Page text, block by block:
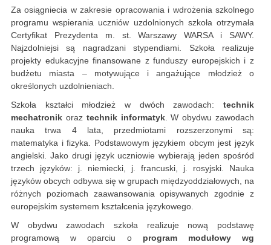
Za osiągniecia w zakresie opracowania i wdrożenia szkolnego
programu wspierania uczniów uzdolnionych szkoła otrzymała
Certyfikat Prezydenta m. st. Warszawy WARSA i SAWY.
Najzdolniejsi są nagradzani stypendiami. Szkoła realizuje
projekty edukacyjne finansowane z funduszy europejskich i z
budżetu miasta – motywujące i angażujące młodzież o
określonych uzdolnieniach.
Szkoła kształci młodzież w dwóch zawodach: technik
mechatronik oraz technik informatyk. W obydwu zawodach
nauka trwa 4 lata, przedmiotami rozszerzonymi są:
matematyka i fizyka. Podstawowym językiem obcym jest język
angielski. Jako drugi język uczniowie wybierają jeden spośród
trzech języków: j. niemiecki, j. francuski, j. rosyjski. Nauka
języków obcych odbywa się w grupach międzyoddziałowych, na
różnych poziomach zaawansowania opisywanych zgodnie z
europejskim systemem kształcenia językowego.
W obydwu zawodach szkoła realizuje nową podstawę
programową w oparciu o program modułowy wg